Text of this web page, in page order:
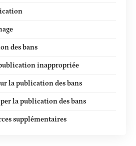
des bans
publication inappropriée
la publication des bans
la publication des bans
supplémentaires